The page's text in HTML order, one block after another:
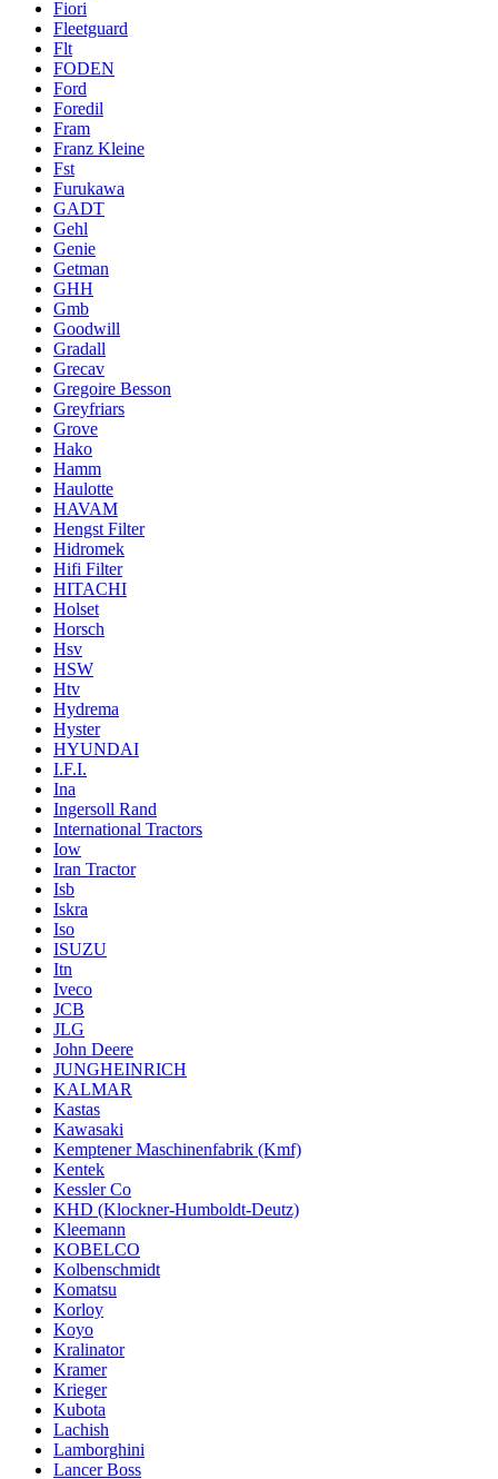
Fiori
Fleetguard
Flt
FODEN
Ford
Foredil
Fram
Franz Kleine
Fst
Furukawa
GADT
Gehl
Genie
Getman
GHH
Gmb
Goodwill
Gradall
Grecav
Gregoire Besson
Greyfriars
Grove
Hako
Hamm
Haulotte
HAVAM
Hengst Filter
Hidromek
Hifi Filter
HITACHI
Holset
Horsch
Hsv
HSW
Htv
Hydrema
Hyster
HYUNDAI
I.F.I.
Ina
Ingersoll Rand
International Tractors
Iow
Iran Tractor
Isb
Iskra
Iso
ISUZU
Itn
Iveco
JCB
JLG
John Deere
JUNGHEINRICH
KALMAR
Kastas
Kawasaki
Kemptener Maschinenfabrik (Kmf)
Kentek
Kessler Co
KHD (Klockner-Humboldt-Deutz)
Kleemann
KOBELCO
Kolbenschmidt
Komatsu
Korloy
Koyo
Kralinator
Kramer
Krieger
Kubota
Lachish
Lamborghini
Lancer Boss